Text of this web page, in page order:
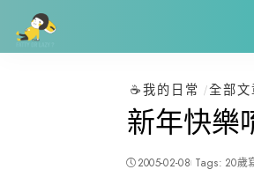
☕️我的日常 全部文
新年快樂
2005-02-08 Tags: 20歲